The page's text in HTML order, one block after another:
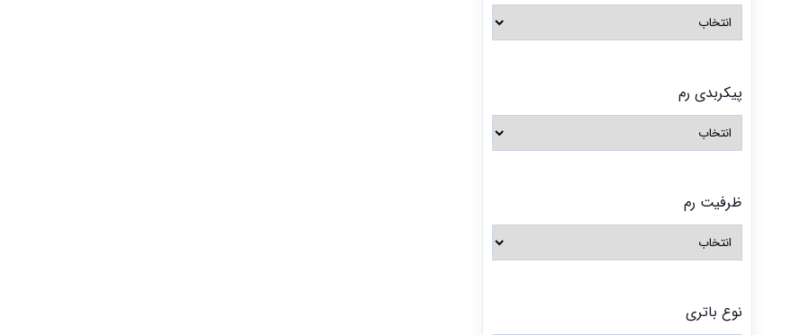
پیکربدی رم
ظرفیت رم
نوع باتری